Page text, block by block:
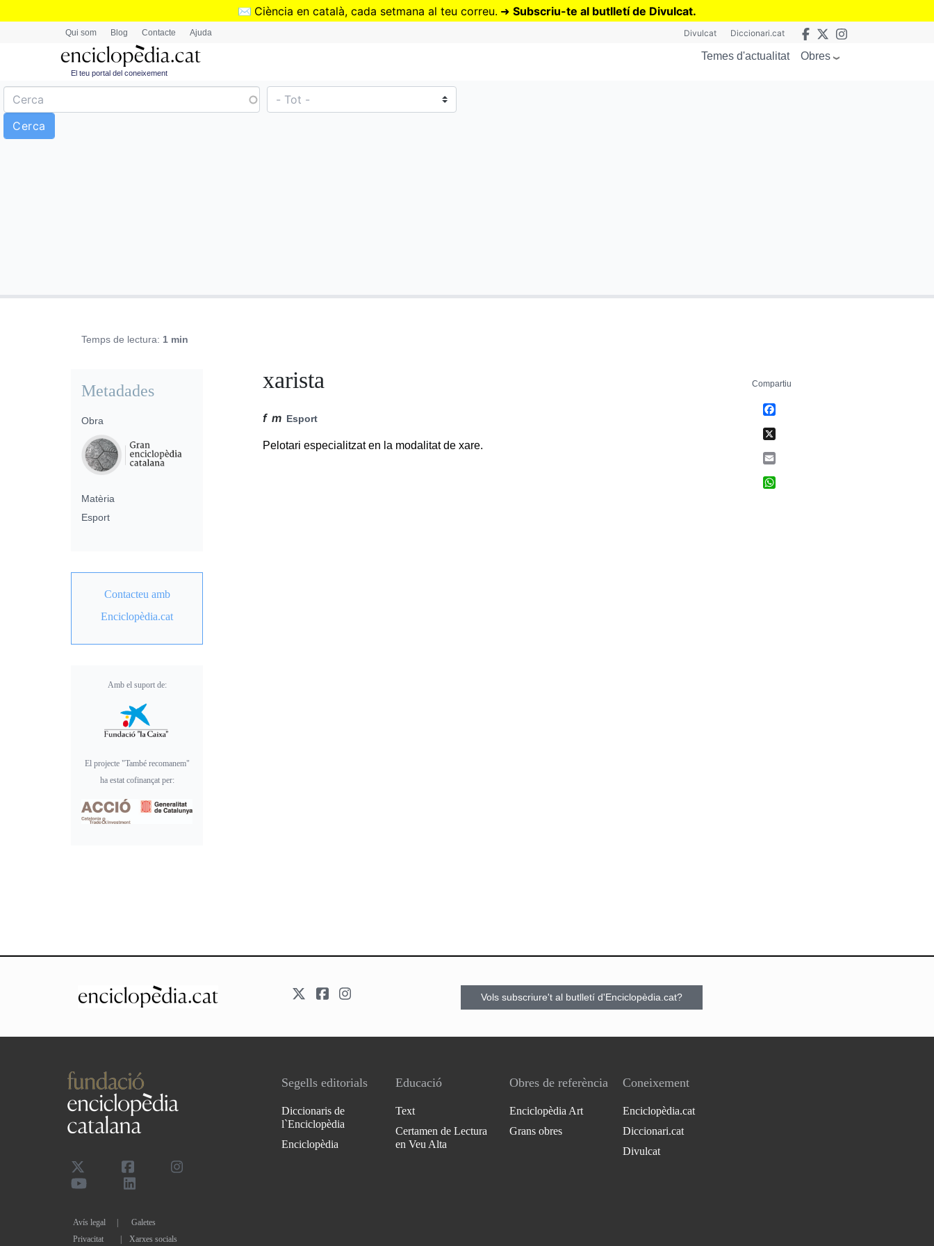
Vés
✉️ Ciència en català, cada setmana al teu correu. ➜ Subscriu-te al butlletí de Divulcat.
Qui som Blog Contacte Ajuda Divulcat Diccionari.cat
El teu portal del coneixement
Temes d'actualitat Obres
Temps de lectura: 1 min
xarista
f m Esport
Pelotari especialitzat en la modalitat de xare.
Metadades
Obra
Matèria
Esport
Contacteu amb
Enciclopèdia.cat
Amb el suport de:
El projecte "També recomanem"
ha estat cofinançat per:
Compartiu
Vols subscriure't al butlletí d'Enciclopèdia.cat?
Avís legal
Galetes
Privacitat
| Xarxes socials
Segells editorials
Diccionaris de
l`Enciclopèdia
Enciclopèdia
Educació
Text
Certamen de Lectura
en Veu Alta
Obres de referència
Enciclopèdia Art
Grans obres
Coneixement
Enciclopèdia.cat
Diccionari.cat
Divulcat